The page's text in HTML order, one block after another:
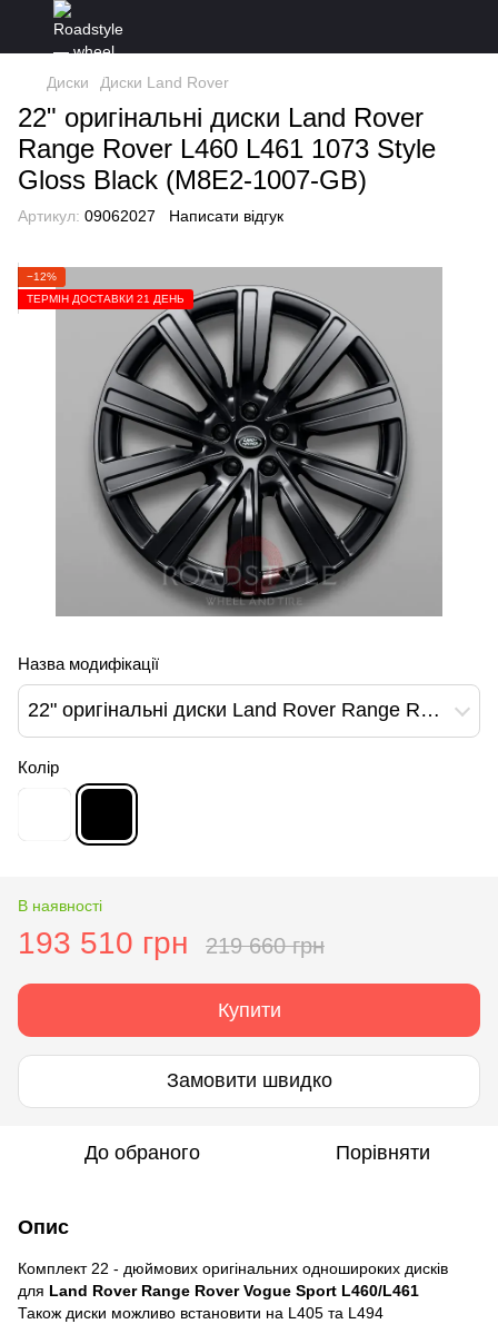
Диски Диски Land Rover
22" оригінальні диски Land Rover
Range Rover L460 L461 1073 Style
Gloss Black (M8E2-1007-GB)
Артикул: 09062027 Написати відгук
−12%
ТЕРМІН ДОСТАВКИ 21 ДЕНЬ
Назва модифікації
22" оригінальні диски Land Rover Range Rover L460 L461 1073 Style Gloss Black (M8E2-1007-GB)
Колір
В наявності
193 510 грн 219 660 грн
Купити
Замовити швидко
До обраного Порівняти
Опис
Комплект 22 - дюймових оригінальних одношироких дисків
для Land Rover Range Rover Vogue Sport L460/L461
Також диски можливо встановити на L405 та L494